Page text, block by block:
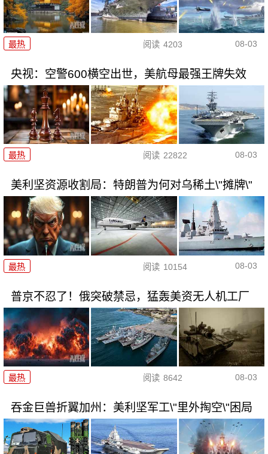
最热 阅读 4203 08-03
央视：空警600横空出世，美航母最强王牌失效
最热 阅读 22822 08-03
美利坚资源收割局：特朗普为何对乌稀土\"摊牌\"
最热 阅读 10154 08-03
普京不忍了！俄突破禁忌，猛轰美资无人机工厂
最热 阅读 8642 08-03
吞金巨兽折翼加州：美利坚军工\"里外掏空\"困局